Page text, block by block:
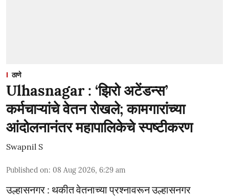
ठाणे
Ulhasnagar : ‘झिरो अटेंडन्स’
कर्मचाऱ्यांचे वेतन रोखले; कामगारांच्या
आंदोलनानंतर महापालिकेचे स्पष्टीकरण
Swapnil S
Published on: 08 Aug 2026, 6:29 am
उल्हासनगर : थकीत वेतनाच्या प्रश्नावरून उल्हासनगर